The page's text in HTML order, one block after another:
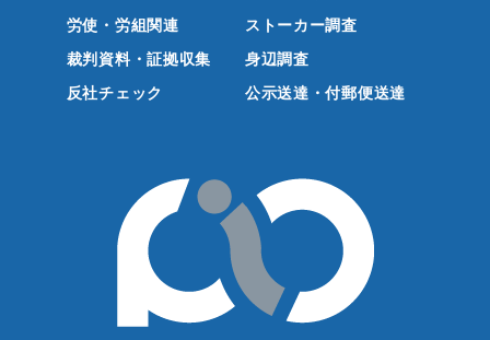
労使・労組関連
ストーカー調査
裁判資料・証拠収集
身辺調査
反社チェック
公示送達・付郵便送達